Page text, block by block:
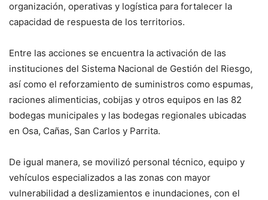
organización, operativas y logística para fortalecer la
capacidad de respuesta de los territorios.
Entre las acciones se encuentra la activación de las
instituciones del Sistema Nacional de Gestión del Riesgo,
así como el reforzamiento de suministros como espumas,
raciones alimenticias, cobijas y otros equipos en las 82
bodegas municipales y las bodegas regionales ubicadas
en Osa, Cañas, San Carlos y Parrita.
De igual manera, se movilizó personal técnico, equipo y
vehículos especializados a las zonas con mayor
vulnerabilidad a deslizamientos e inundaciones, con el